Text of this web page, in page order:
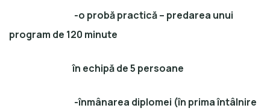
-o probă practică – predarea unui
program de 120 minute
în echipă de 5 persoane
-înmânarea diplomei (în prima întâlnire